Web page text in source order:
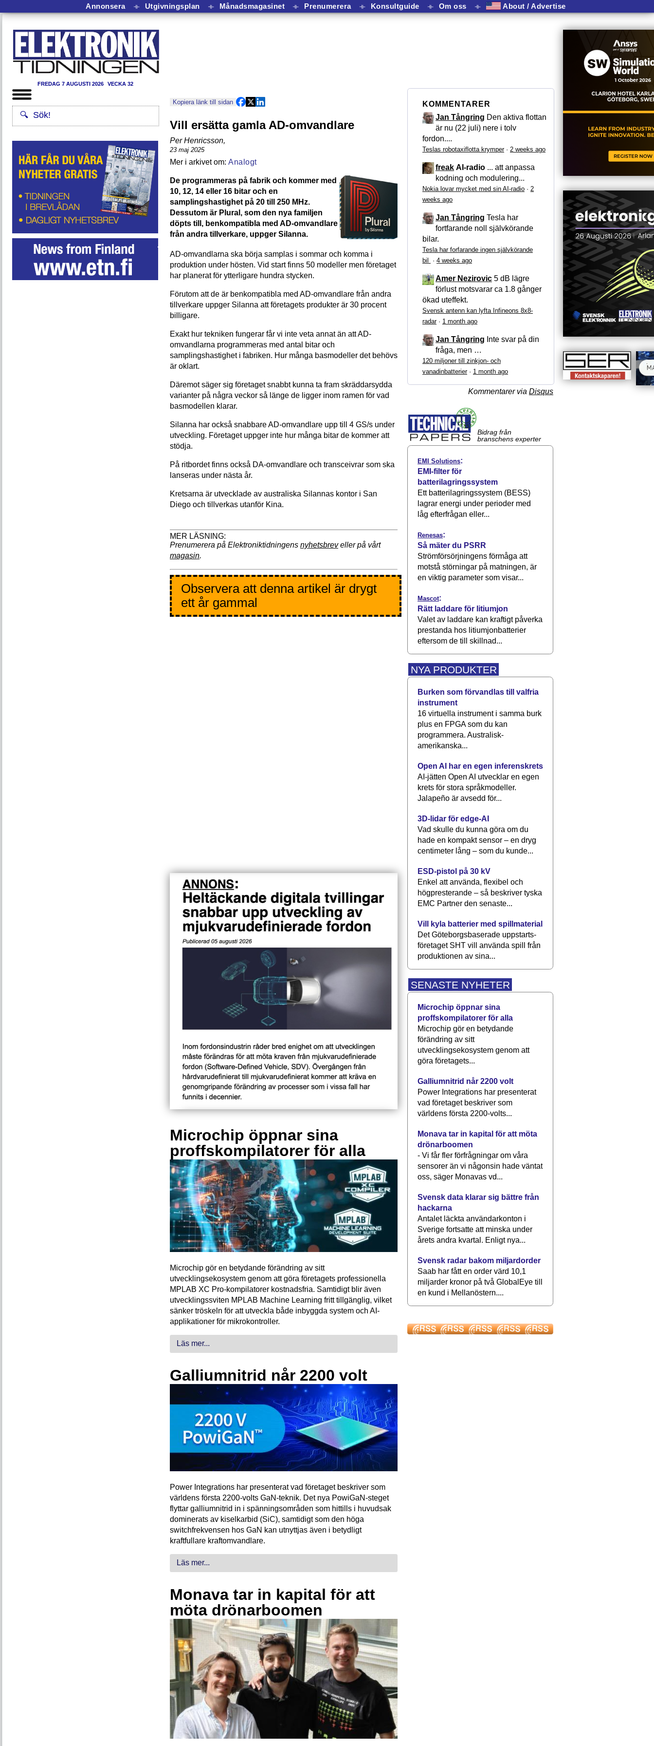
Annonsera ⟛ Utgivningsplan ⟛ Månadsmagasinet ⟛ Prenumerera ⟛ Konsultguide ⟛ Om oss ⟛ About / Advertise
FREDAG 7 AUGUSTI 2026 VECKA 32
Kopiera länk till sidan
Vill ersätta gamla AD-omvandlare
Per Henricsson,
23 maj 2025
Analogt
De programmeras på fabrik och kommer med
10, 12, 14 eller 16 bitar och en
samplingshastighet på 20 till 250 MHz.
Dessutom är Plural, som den nya familjen
döpts till, benkompatibla med AD-omvandlare
från andra tillverkare, uppger Silanna.
AD-omvandlarna ska börja samplas i sommar och komma i
produktion under hösten. Vid start finns 50 modeller men företaget
har planerat för ytterligare hundra stycken.
Förutom att de är benkompatibla med AD-omvandlare från andra
tillverkare uppger Silanna att företagets produkter är 30 procent
billigare.
Exakt hur tekniken fungerar får vi inte veta annat än att AD-
omvandlarna programmeras med antal bitar och
samplingshastighet i fabriken. Hur många basmodeller det behövs
är oklart.
Däremot säger sig företaget snabbt kunna ta fram skräddarsydda
varianter på några veckor så länge de ligger inom ramen för vad
basmodellen klarar.
Silanna har också snabbare AD-omvandlare upp till 4 GS/s under
utveckling. Företaget uppger inte hur många bitar de kommer att
stödja.
På ritbordet finns också DA-omvandlare och transceivrar som ska
lanseras under nästa år.
Kretsarna är utvecklade av australiska Silannas kontor i San
Diego och tillverkas utanför Kina.
Prenumerera på Elektroniktidningens nyhetsbreveller på vårt
magasin.
Observera att denna artikel är drygt
ett år gammal
Microchip öppnar sina
proffskompilatorer för alla
Microchip gör en betydande förändring av sitt
utvecklingsekosystem genom att göra företagets professionella
MPLAB XC Pro-kompilatorer kostnadsfria. Samtidigt blir även
utvecklingssviten MPLAB Machine Learning fritt tillgänglig, vilket
sänker tröskeln för att utveckla både inbyggda system och AI-
applikationer för mikrokontroller.
Läs mer...
Galliumnitrid når 2200 volt
Power Integrations har presenterat vad företaget beskriver som
världens första 2200-volts GaN-teknik. Det nya PowiGaN-steget
flyttar galliumnitrid in i spänningsområden som hittills i huvudsak
dominerats av kiselkarbid (SiC), samtidigt som den höga
switchfrekvensen hos GaN kan utnyttjas även i betydligt
kraftfullare kraftomvandlare.
Läs mer...
Monava tar in kapital för att
möta drönarboomen
KOMMENTARER
Jan Tångring Den aktiva flottan
är nu (22 juli) nere i tolv
fordon....
Teslas robotaxiflotta krymper· 2 weeks ago
freak AI-radio ... att anpassa
kodning och modulering...
Nokia lovar mycket med sin AI-radio · 2
weeks ago
Jan Tångring Tesla har
fortfarande noll självkörande
bilar.
Tesla har forfarande ingen självkörande
bil
· 4 weeks ago
Amer Nezirovic 5 dB lägre
förlust motsvarar ca 1.8 gånger
ökad uteffekt.
Svensk antenn kan lyfta Infineons 8x8-
radar· 1 month ago
Jan Tångring Inte svar på din
fråga, men …
120 miljoner till zinkjon- och
vanadinbatterier· 1 month ago
Kommentarer via Disqus
Bidrag från
branschens experter
EMI Solutions:
EMI-filter för
batterilagringssystem
Ett batterilagringssystem (BESS)
lagrar energi under perioder med
låg efterfrågan eller...
Renesas:
Så mäter du PSRR
Strömförsörjningens förmåga att
motstå störningar på matningen, är
en viktig parameter som visar...
Mascot:
Rätt laddare för litiumjon
Valet av laddare kan kraftigt påverka
prestanda hos litiumjonbatterier
eftersom de till skillnad...
NYA PRODUKTER
Burken som förvandlas till valfria
instrument
16 virtuella instrument i samma burk
plus en FPGA som du kan
programmera. Australisk-
amerikanska...
Open AI har en egen inferenskrets
AI-jätten Open AI utvecklar en egen
krets för stora språkmodeller.
Jalapeño är avsedd för...
3D-lidar för edge-AI
Vad skulle du kunna göra om du
hade en kompakt sensor – en dryg
centimeter lång – som du kunde...
ESD-pistol på 30 kV
Enkel att använda, flexibel och
högpresterande – så beskriver tyska
EMC Partner den senaste...
Vill kyla batterier med spillmaterial
Det Göteborgsbaserade upp­starts­
företaget SHT vill använda spill från
produktionen av sina...
SENASTE NYHETER
Microchip öppnar sina
proffskompilatorer för alla
Microchip gör en betydande
förändring av sitt
utvecklingsekosystem genom att
göra företagets...
Galliumnitrid når 2200 volt
Power Integrations har presenterat
vad företaget beskriver som
världens första 2200-volts...
Monava tar in kapital för att möta
drönarboomen
- Vi får fler förfrågningar om våra
sensorer än vi någonsin hade väntat
oss, säger Monavas vd...
Svensk data klarar sig bättre från
hackarna
Antalet läckta användarkonton i
Sverige fortsatte att minska under
årets andra kvartal. Enligt nya...
Svensk radar bakom miljardorder
Saab har fått en order värd 10,1
miljarder kronor på två GlobalEye till
en kund i Mellanöstern....